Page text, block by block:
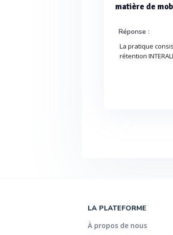
matière de
Réponse :
La pratique
rétention
LA PLATEFORME
À propos de nous